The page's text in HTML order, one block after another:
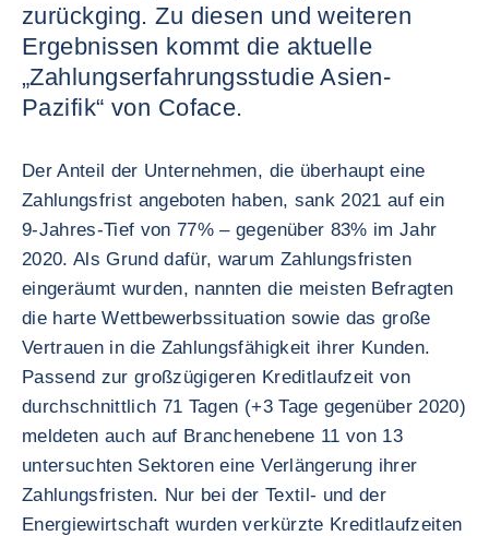
zurückging. Zu diesen und weiteren
Ergebnissen kommt die aktuelle
„Zahlungserfahrungsstudie Asien-
Pazifik“ von Coface.
Der Anteil der Unternehmen, die überhaupt eine
Zahlungsfrist angeboten haben, sank 2021 auf ein
9-Jahres-Tief von 77% – gegenüber 83% im Jahr
2020. Als Grund dafür, warum Zahlungsfristen
eingeräumt wurden, nannten die meisten Befragten
die harte Wettbewerbssituation sowie das große
Vertrauen in die Zahlungsfähigkeit ihrer Kunden.
Passend zur großzügigeren Kreditlaufzeit von
durchschnittlich 71 Tagen (+3 Tage gegenüber 2020)
meldeten auch auf Branchenebene 11 von 13
untersuchten Sektoren eine Verlängerung ihrer
Zahlungsfristen. Nur bei der Textil- und der
Energiewirtschaft wurden verkürzte Kreditlaufzeiten